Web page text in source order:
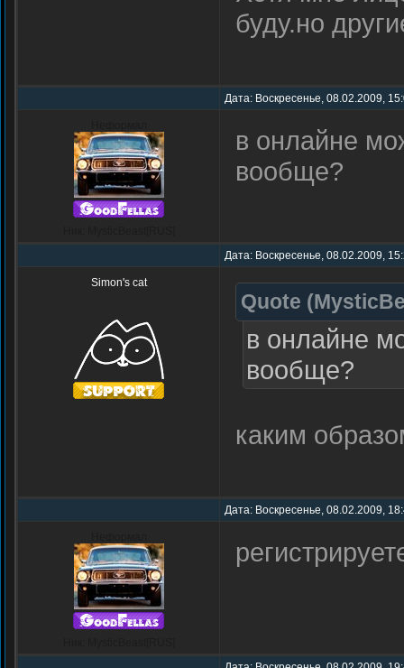
буду.но
Дата: Воскресенье, 08.02.2009,
в онлайне
вообще?
Дата: Воскресенье, 08.02.2009,
Simon's cat
Quote (
в онлайне
вообще?
каким
Дата: Воскресенье, 08.02.2009,